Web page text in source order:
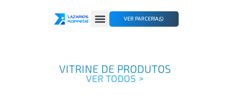
VER PARCERIA
VITRINE DE PRODUTOS
VER TODOS >